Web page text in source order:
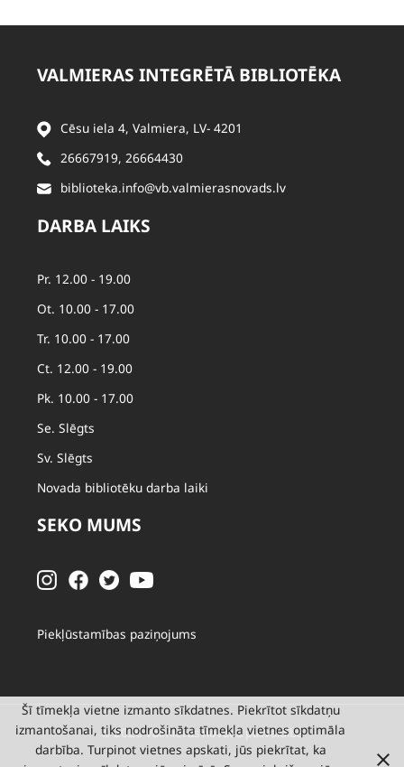
VALMIERAS INTEGRĒTĀ BIBLIOTĒKA
Cēsu iela 4, Valmiera, LV- 4201
26667919, 26664430
biblioteka.info@vb.valmierasnovads.lv
DARBA LAIKS
Pr. 12.00 - 19.00
Ot. 10.00 - 17.00
Tr. 10.00 - 17.00
Ct. 12.00 - 19.00
Pk. 10.00 - 17.00
Se. Slēgts
Sv. Slēgts
Novada bibliotēku darba laiki
SEKO MUMS
Piekļūstamības paziņojums
© 2026 Valmieras novada pašvaldība
Šī tīmekļa vietne izmanto sīkdatnes. Piekrītot sīkdatņu
izmantošanai, tiks nodrošināta tīmekļa vietnes optimāla
darbība. Turpinot vietnes apskati, jūs piekrītat, ka